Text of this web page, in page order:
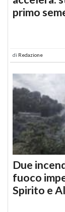
primo
di Redazione
Due
fuoco
Spirito e